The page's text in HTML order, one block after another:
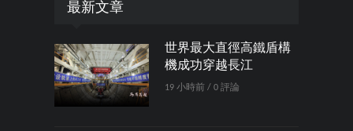
最新文章
世界最大直徑高鐵盾構
機成功穿越長江
19 小時前 / 0 評論